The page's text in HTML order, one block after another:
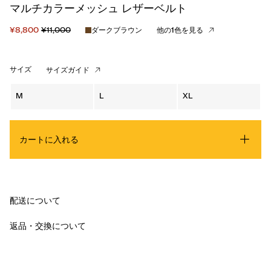
マルチカラーメッシュ レザーベルト
¥8,800 ¥11,000 ダークブラウン 他の1色を見る
サイズ サイズガイド
M L XL
カートに入れる
配送について
返品・交換について